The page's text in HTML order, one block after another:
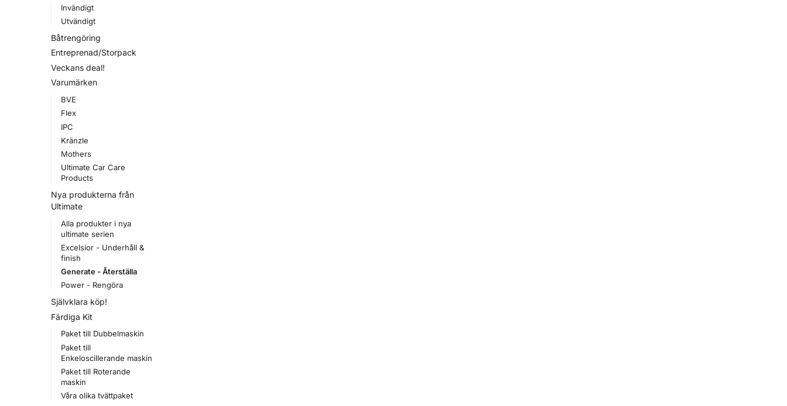
Invändigt
Utvändigt
Båtrengöring
Entreprenad/Storpack
Veckans deal!
Varumärken
BVE
Flex
IPC
Kränzle
Mothers
Ultimate Car Care
Products
Nya produkterna från
Ultimate
Alla produkter i nya
ultimate serien
Excelsior - Underhåll &
finish
Generate - Återställa
Power - Rengöra
Självklara köp!
Färdiga Kit
Paket till Dubbelmaskin
Paket till
Enkeloscillerande maskin
Paket till Roterande
maskin
Våra olika tvättpaket